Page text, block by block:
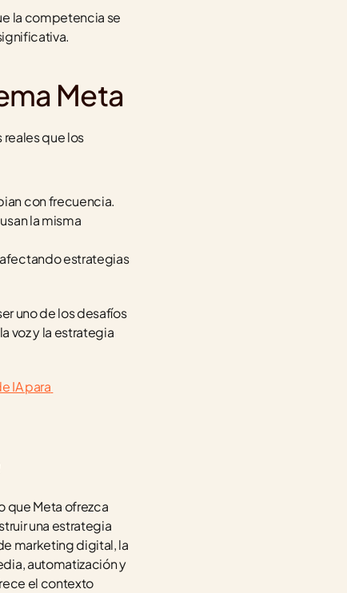
la competencia se
Meta
que los
con frecuencia.
la misma
estrategias
uno de los desafíos
voz y la estrategia
IA para
que Meta ofrezca
una estrategia
automatización y
el contexto